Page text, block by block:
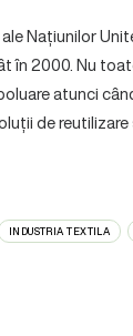
Națiunilor
în 2000. Nu
atunci
de
INDUSTRIA TEXTILA